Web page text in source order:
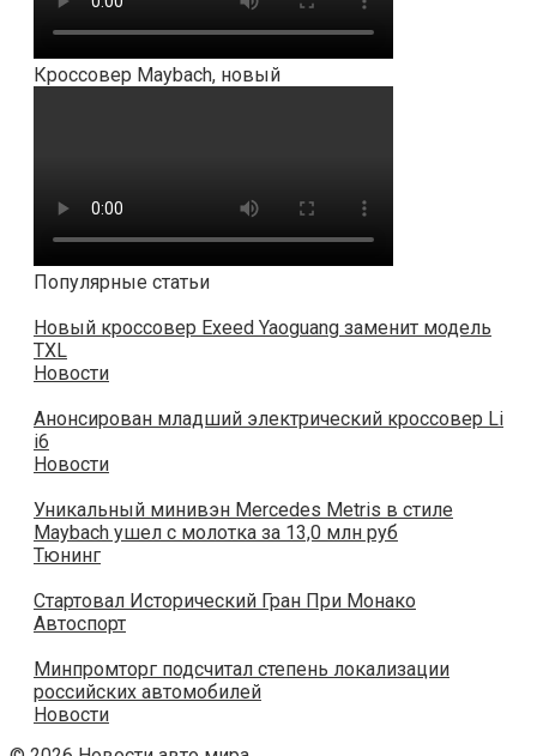
Кроссовер Maybach, новый
Популярные статьи
Новый кроссовер Exeed Yaoguang заменит модель
TXL
Новости
Анонсирован младший электрический кроссовер Li
i6
Новости
Уникальный минивэн Mercedes Metris в стиле
Maybach ушел с молотка за 13,0 млн руб
Тюнинг
Стартовал Исторический Гран При Монако
Автоспорт
Минпромторг подсчитал степень локализации
российских автомобилей
Новости